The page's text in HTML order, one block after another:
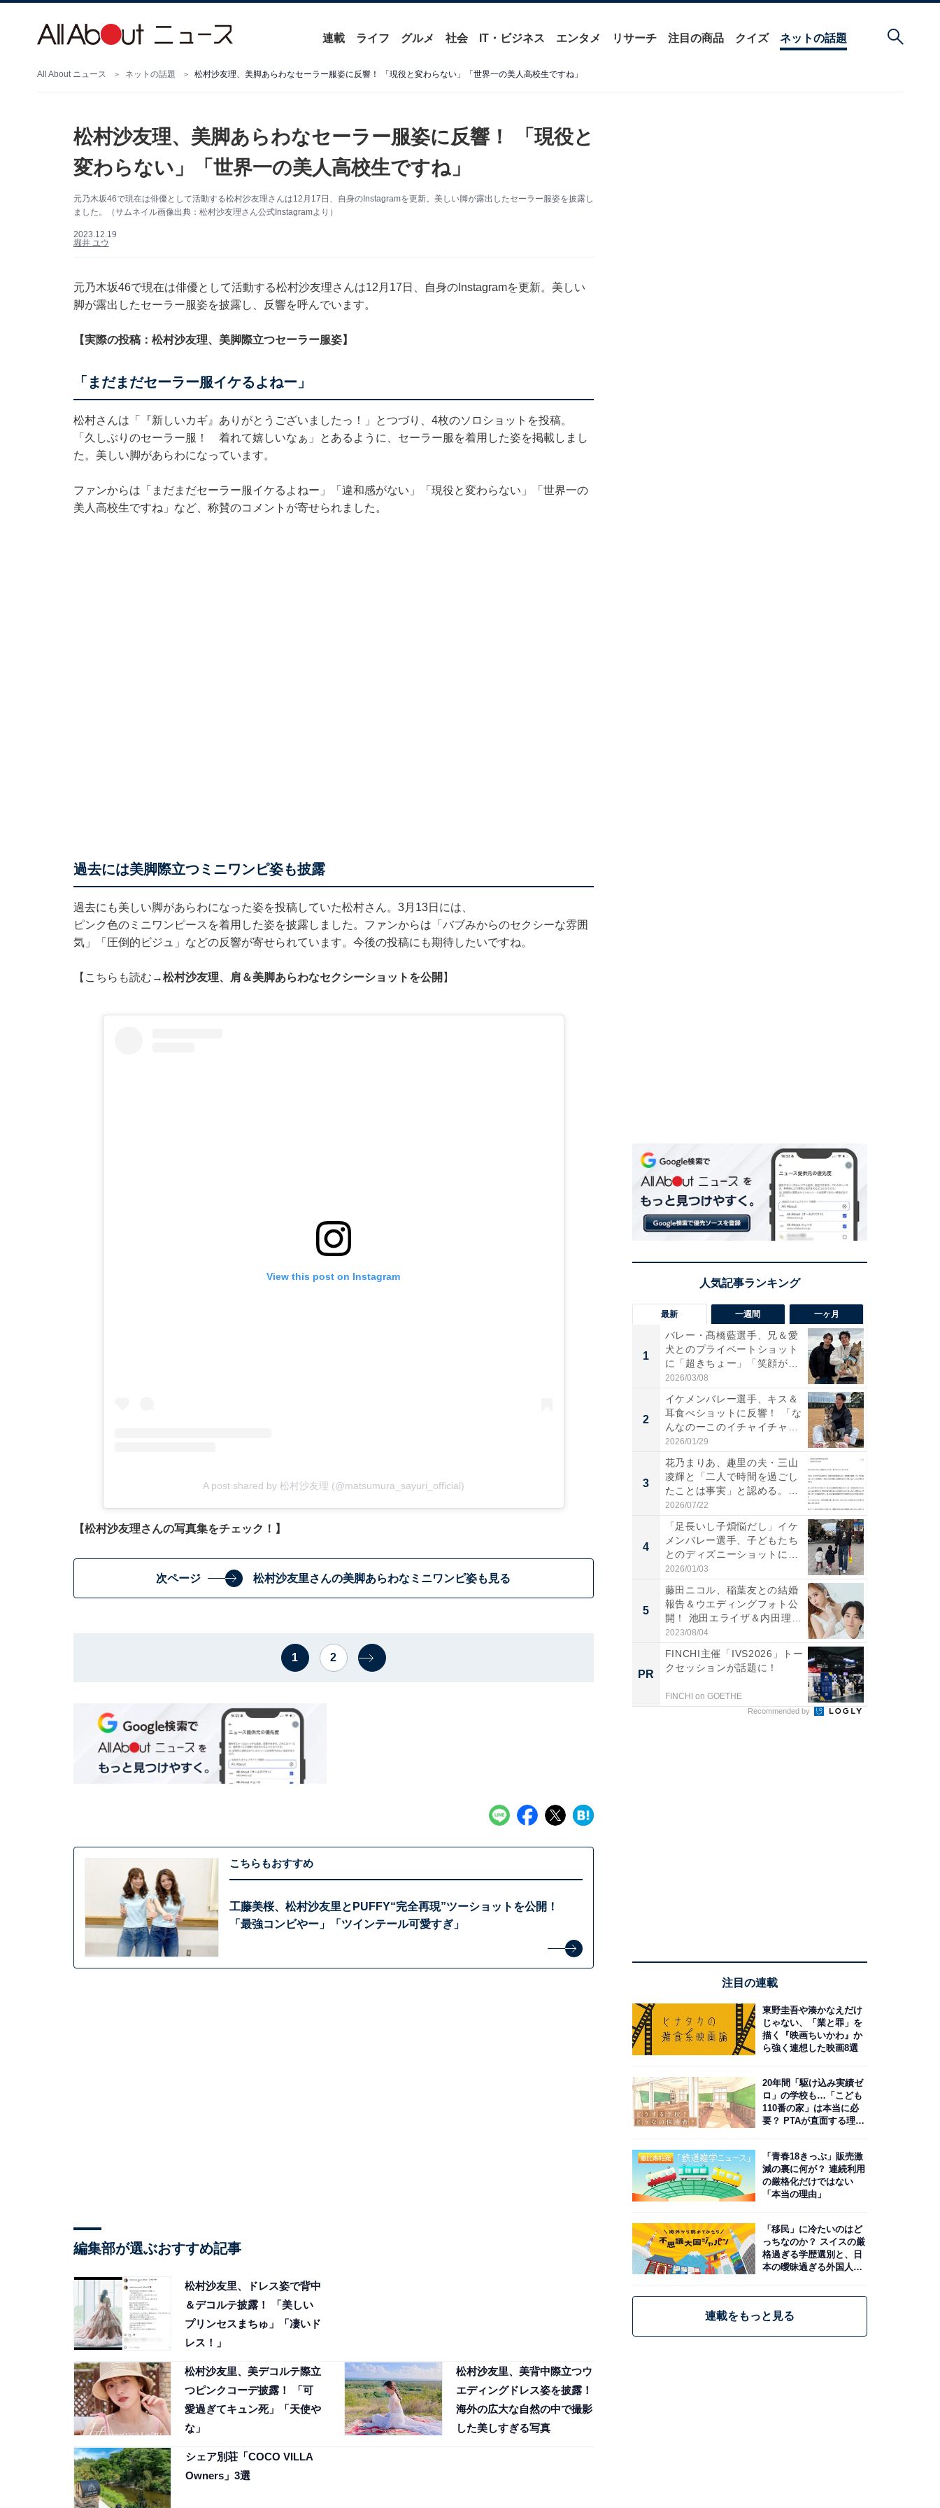
連載 ライフ グルメ 社会 IT・ビジネス エンタメ リサーチ 注目の商品 クイズ ネットの話題
All About ニュース ネットの話題 松村沙友理、美脚あらわなセーラー服姿に反響！ 「現役と変わらない」「世界一の美人高校生ですね」
松村沙友理、美脚あらわなセーラー服姿に反響！ 「現役と
変わらない」「世界一の美人高校生ですね」
元乃木坂46で現在は俳優として活動する松村沙友理さんは12月17日、自身のInstagramを更新。美しい脚が露出したセーラー服姿を披露し
ました。（サムネイル画像出典：松村沙友理さん公式Instagramより）
2023.12.19
堀井 ユウ
元乃木坂46で現在は俳優として活動する松村沙友理さんは12月17日、自身のInstagramを更新。美しい
脚が露出したセーラー服姿を披露し、反響を呼んでいます。
【実際の投稿：松村沙友理、美脚際立つセーラー服姿】
「まだまだセーラー服イケるよねー」
松村さんは「『新しいカギ』ありがとうございましたっ！」とつづり、4枚のソロショットを投稿。
「久しぶりのセーラー服！ 着れて嬉しいなぁ」とあるように、セーラー服を着用した姿を掲載しまし
た。美しい脚があらわになっています。
ファンからは「まだまだセーラー服イケるよねー」「違和感がない」「現役と変わらない」「世界一の
美人高校生ですね」など、称賛のコメントが寄せられました。
過去には美脚際立つミニワンピ姿も披露
過去にも美しい脚があらわになった姿を投稿していた松村さん。3月13日には、
ピンク色のミニワンピースを着用した姿を披露 しました。ファンからは「バブみからのセクシーな雰囲
気」「圧倒的ビジュ」などの反響が寄せられています。今後の投稿にも期待したいですね。
【こちらも読む→松村沙友理、肩＆美脚あらわなセクシーショットを公開 】
View this post on Instagram
A post shared by 松村沙友理 (@matsumura_sayuri_official)
【松村沙友理さんの写真集をチェック！】
次ページ 松村沙友里さんの美脚あらわなミニワンピ姿も見る
1 2
こちらもおすすめ
工藤美桜、松村沙友里とPUFFY“完全再現”ツーショットを公開！
「最強コンビやー」「ツインテール可愛すぎ」
編集部が選ぶおすすめ記事
松村沙友里、ドレス姿で背中
＆デコルテ披露！ 「美しい
プリンセスまちゅ」「凄いド
レス！」
松村沙友里、美デコルテ際立
つピンクコーデ披露！ 「可
愛過ぎてキュン死」「天使や
な」
松村沙友里、美背中際立つウ
エディングドレス姿を披露！
海外の広大な自然の中で撮影
した美しすぎる写真
シェア別荘「COCO VILLA
Owners」3選
最新 一週間 一ヶ月
1
バレー・髙橋藍選手、兄＆愛
犬とのプライベートショット
に「超きちょー」「笑顔が見
れ...
2026/03/08
2
イケメンバレー選手、キス＆
耳食べショットに反響！ 「な
んなのーこのイチャイチャ
感...
2026/01/29
3
花乃まりあ、趣里の夫・三山
凌輝と「二人で時間を過ごし
たことは事実」と認める。
「不...
2026/07/22
4
「足長いし子煩悩だし」イケ
メンバレー選手、子どもたち
とのディズニーショットに
「か...
2026/01/03
5
藤田ニコル、稲葉友との結婚
報告＆ウエディングフォト公
開！ 池田エライザ＆内田理
央...
2023/08/04
PR
FINCHI主催「IVS2026」トー
クセッションが話題に！
FINCHI on GOETHE
Recommended by
注目の連載
東野圭吾や湊かなえだけ
じゃない、「業と罪」を
描く『映画ちいかわ』か
ら強く連想した映画8選
20年間「駆け込み実績ゼ
ロ」の学校も…「こども
110番の家」は本当に必
要？ PTAが直面する理想
「青春18きっぷ」販売激
減の裏に何が？ 連続利用
の厳格化だけではない
「本当の理由」
「移民」に冷たいのはど
っちなのか？ スイスの厳
格過ぎる学歴選別と、日
本の曖昧過ぎる外国人政
連載をもっと見る